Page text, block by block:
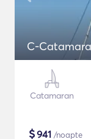
C-
Catamaran
$941 /noapte